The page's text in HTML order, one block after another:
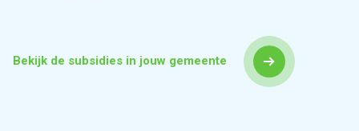
Bekijk de subsidies in jouw gemeente